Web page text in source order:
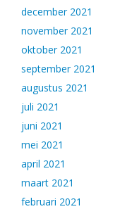
december 2021
november 2021
oktober 2021
september 2021
augustus 2021
juli 2021
juni 2021
mei 2021
april 2021
maart 2021
februari 2021